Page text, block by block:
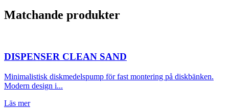
Matchande produkter
DISPENSER CLEAN SAND
Minimalistisk diskmedelspump för fast montering på diskbänken.
Modern design i...
Läs mer